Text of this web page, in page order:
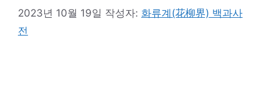
2023년 10월 19일 작성자: 화류계(花柳界) 백과사
전